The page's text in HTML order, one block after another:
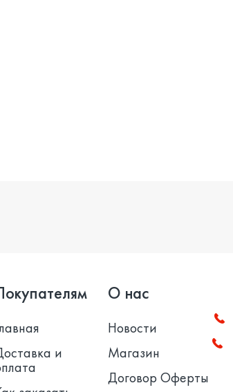
и
О нас
Новости
Магазин
Договор Оферты